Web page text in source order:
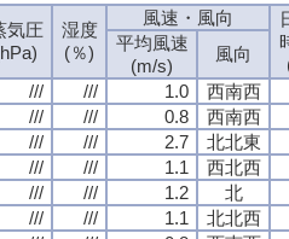
気圧
湿度
(％)
風速・風向
平均風速
(m/s)
風向
/// /// 1.0
西南西
/// /// 0.8
西南西
/// /// 2.7
北北東
/// /// 1.1
西北西
/// /// 1.2
北
/// /// 1.1
北北西
気圧
湿度
(％)
風速・風向
平均風速
(m/s)
風向
/// /// 1.0
西南西
/// /// 0.8
西南西
/// /// 2.7
北北東
/// /// 1.1
西北西
/// /// 1.2
北
/// /// 1.1
北北西
気圧
湿度
(％)
風速・風向
平均風速
(m/s)
風向
/// /// 1.0
西南西
/// /// 0.8
西南西
/// /// 2.7
北北東
/// /// 1.1
西北西
/// /// 1.2
北
/// /// 1.1
北北西
気圧
湿度
(％)
風速・風向
平均風速
(m/s)
風向
/// /// 1.0
西南西
/// /// 0.8
西南西
/// /// 2.7
北北東
/// /// 1.1
西北西
/// /// 1.2
北
/// /// 1.1
北北西